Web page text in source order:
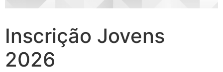
Inscrição Jovens
2026